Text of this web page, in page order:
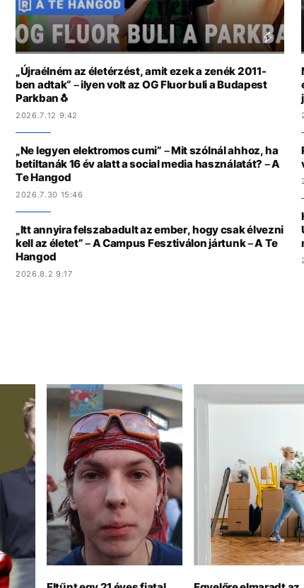
„Újraélném az életérzést, amit ezek a zenék 2011-
ben adtak“ – ilyen volt az OG Fluor buli a Budapest
Parkban🐧
2026.7.12 9:42
„Ne legyen elektromos cumi” – Mit szólnál ahhoz, ha
betiltanák 16 év alatt a social media használatát? – A
Te Hangod
2026.7.30 15:46
„Itt annyira felszabadult az ember, hogy csak élvezni
kell az életet” – A Campus Fesztiválon jártunk – A Te
Hangod
2026.8.2 9:17